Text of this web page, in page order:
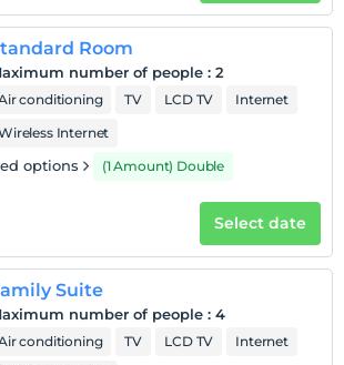
the age of 7 are/is free of charge per
Room
number of people : 2
conditioning TV LCD TV
Internet
Internet
options (1 Amount) Double
Select date
Suite
number of people : 4
conditioning TV LCD TV
Internet